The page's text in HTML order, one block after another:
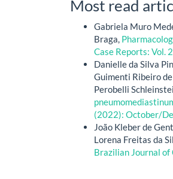
Most read
Gabriela Muro
Braga,
Case Reports: Vol.
Danielle da Silva
Guimenti Ribeiro
Perobelli
(2022): October/
João Kleber de
Lorena Freitas da
Brazilian Journal of